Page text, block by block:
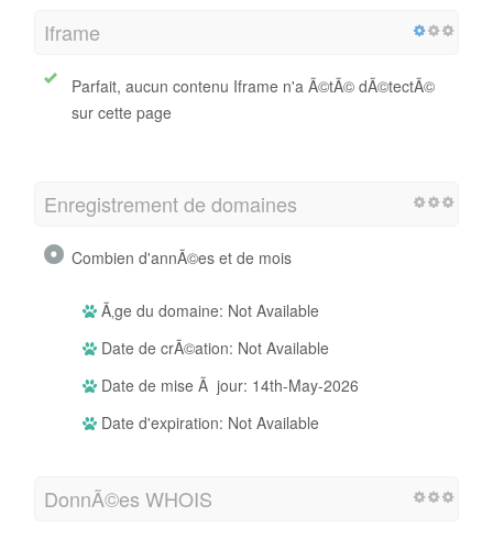
Iframe
Parfait, aucun contenu Iframe n'a Ã©tÃ© dÃ©tectÃ©
sur cette page
Enregistrement de domaines
Combien d'annÃ©es et de mois
Ã‚ge du domaine: Not Available
Date de crÃ©ation: Not Available
Date de mise Ã jour: 14th-May-2026
Date d'expiration: Not Available
DonnÃ©es WHOIS